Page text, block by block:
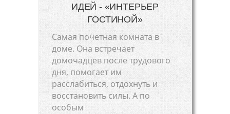
ИДЕЙ - «ИНТЕРЬЕР
ГОСТИНОЙ»
Самая почетная комната в
доме. Она встречает
домочадцев после трудового
дня, помогает им
расслабиться, отдохнуть и
восстановить силы. А по
особым